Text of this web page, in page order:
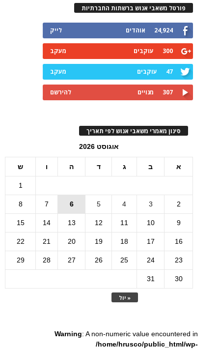
פורטל משאבי אנוש ברשתות החברתיות
24,924 אוהדים לייק
300 עוקבים מעקב
47 עוקבים מעקב
307 מנויים להירשם
סינון מאמרי משאבי אנוש לפי תאריך
אוגוסט 2026
א ב ג ד ה ו ש
« יול
1
2
3
4
5
6
7
8
9
10
11
12
13
14
15
16
17
18
19
20
21
22
23
24
25
26
27
28
29
30
31
Warning: A non-numeric value encountered in
/home/hrusco/public_html/wp-